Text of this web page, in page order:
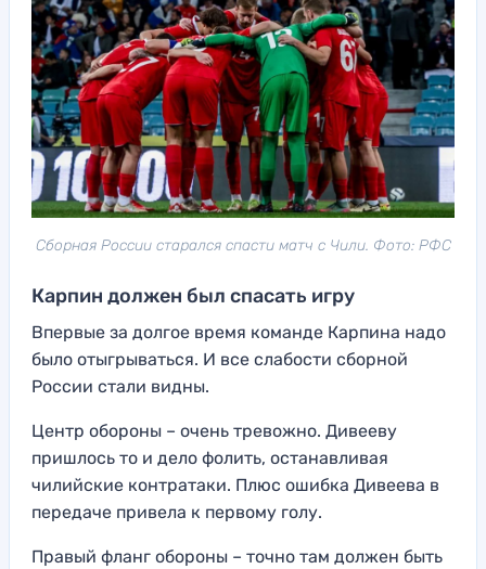
Сборная России старался спасти матч с Чили. Фото: РФС
Карпин должен был спасать игру
Впервые за долгое время команде Карпина надо
было отыгрываться. И все слабости сборной
России стали видны.
Центр обороны – очень тревожно. Дивееву
пришлось то и дело фолить, останавливая
чилийские контратаки. Плюс ошибка Дивеева в
передаче привела к первому голу.
Правый фланг обороны – точно там должен быть